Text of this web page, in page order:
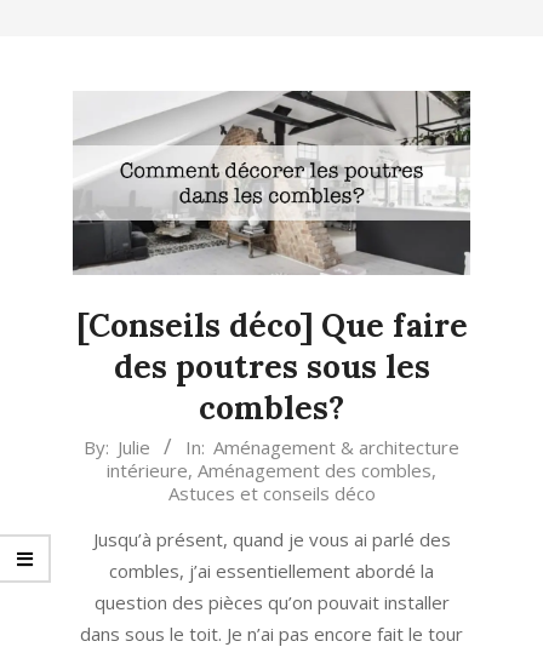
LIVING
[Conseils déco] Que faire
des poutres sous les
combles?
2020-
By: Julie In: Aménagement & architecture
intérieure, Aménagement des combles,
Astuces et conseils déco
Jusqu’à présent, quand je vous ai parlé des
combles, j’ai essentiellement abordé la
question des pièces qu’on pouvait installer
dans sous le toit. Je n’ai pas encore fait le tour